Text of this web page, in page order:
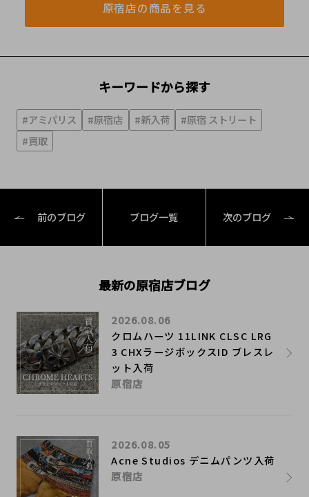
原宿店の商品を見る
キーワードから探す
#アミパリス #原宿店 #新入荷
#原宿 ストリート
#買取
前のブログ ブログ一覧 次のブログ
最新の原宿店ブログ
クロムハーツ 11LINK CLSC LRG
3 CHXラージボックスID ブレスレ
ット入荷
2026.08.06
原宿店
Acne Studios デニムパンツ入荷
2026.08.05
原宿店